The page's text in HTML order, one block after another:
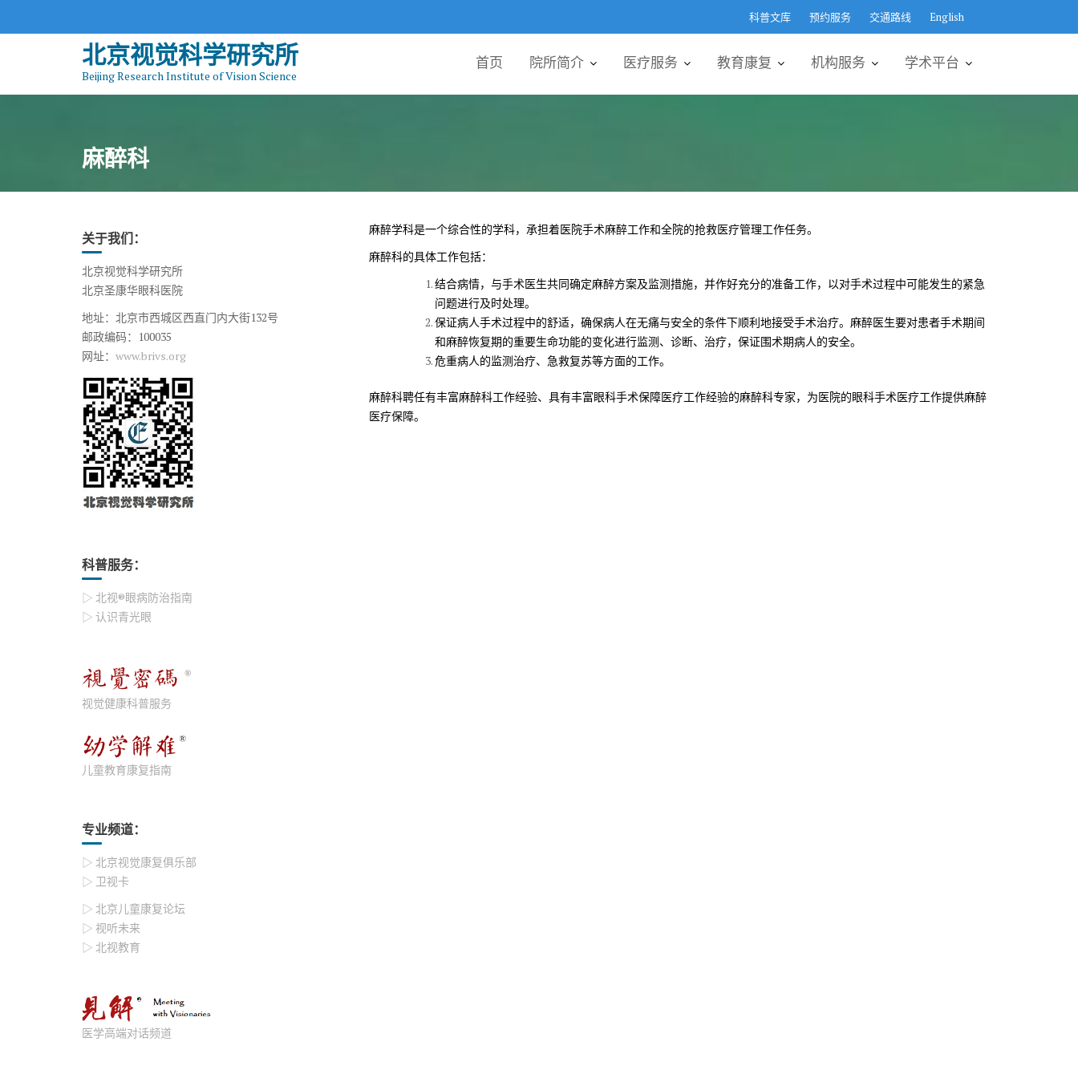
科普文库 预约服务 交通路线 English
北京视觉科学研究所
Beijing Research Institute of Vision Science
首页 院所简介 医疗服务 教育康复 机构服务 学术平台
麻醉科
麻醉学科是一个综合性的学科，承担着医院手术麻醉工作和全院的抢救医疗管理工作任务。
麻醉科的具体工作包括：
结合病情，与手术医生共同确定麻醉方案及监测措施，并作好充分的准备工作，以对手术过程中可能发生的紧急
问题进行及时处理。
保证病人手术过程中的舒适，确保病人在无痛与安全的条件下顺利地接受手术治疗。麻醉医生要对患者手术期间
和麻醉恢复期的重要生命功能的变化进行监测、诊断、治疗，保证围术期病人的安全。
危重病人的监测治疗、急救复苏等方面的工作。
麻醉科聘任有丰富麻醉科工作经验、具有丰富眼科手术保障医疗工作经验的麻醉科专家，为医院的眼科手术医疗工作提供麻醉
医疗保障。
关于我们：
北京视觉科学研究所
北京圣康华眼科医院
地址：北京市西城区西直门内大街132号
邮政编码：100035
网址： www.brivs.org
科普服务：
▷ 北视®眼病防治指南
▷ 认识青光眼
视觉健康科普服务
儿童教育康复指南
专业频道：
▷ 北京视觉康复俱乐部
▷ 卫视卡
▷ 北京儿童康复论坛
▷ 视听未来
▷ 北视教育
医学高端对话频道